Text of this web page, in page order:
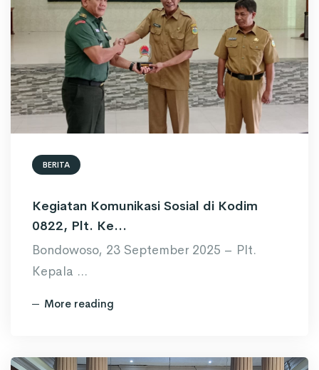
BERITA
Kegiatan Komunikasi Sosial di Kodim
0822, Plt. Ke...
Bondowoso, 23 September 2025 – Plt.
Kepala ...
More reading